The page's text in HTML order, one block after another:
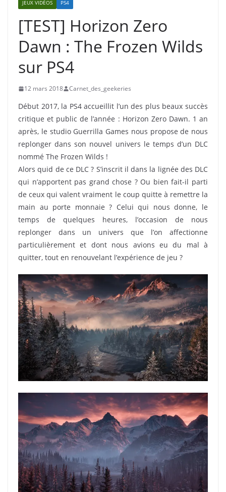
JEUX VIDÉOS PS4
[TEST] Horizon Zero
Dawn : The Frozen Wilds
sur PS4
12 mars 2018 Carnet_des_geekeries
Début 2017, la PS4 accueillit l’un des plus beaux succès
critique et public de l’année : Horizon Zero Dawn. 1 an
après, le studio Guerrilla Games nous propose de nous
replonger dans son nouvel univers le temps d’un DLC
nommé The Frozen Wilds !
Alors quid de ce DLC ? S’inscrit il dans la lignée des DLC
qui n’apportent pas grand chose ? Ou bien fait-il parti
de ceux qui valent vraiment le coup quitte à remettre la
main au porte monnaie ? Celui qui nous donne, le
temps de quelques heures, l’occasion de nous
replonger dans un univers que l’on affectionne
particulièrement et dont nous avions eu du mal à
quitter, tout en renouvelant l’expérience de jeu ?